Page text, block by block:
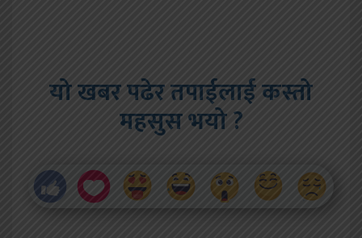
यो खबर पढेर तपाईलाई कस्तो
महसुस भयो ?